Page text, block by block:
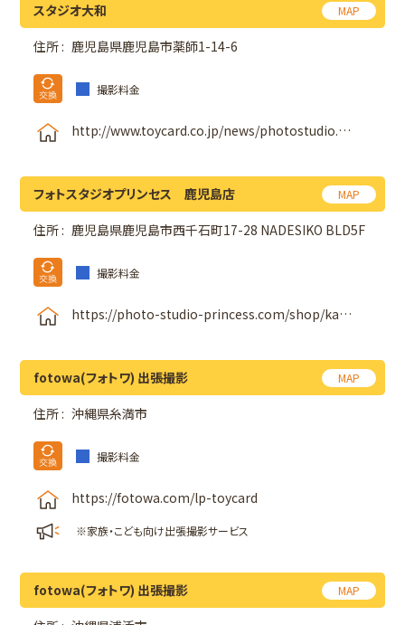
スタジオ大和 MAP
住所 : 鹿児島県鹿児島市薬師1-14-6
撮影料金
http://www.toycard.co.jp/news/photostudio.html
フォトスタジオプリンセス 鹿児島店 MAP
住所 : 鹿児島県鹿児島市西千石町17-28 NADESIKO BLD5F
撮影料金
https://photo-studio-princess.com/shop/kagoshima.html
fotowa(フォトワ) 出張撮影 MAP
住所 : 沖縄県糸満市
撮影料金
https://fotowa.com/lp-toycard
※家族・こども向け出張撮影サービス
fotowa(フォトワ) 出張撮影 MAP